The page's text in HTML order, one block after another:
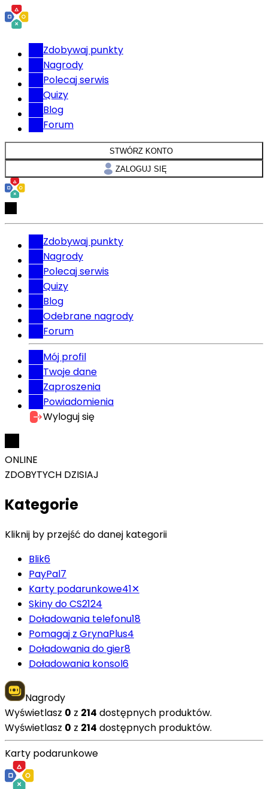
Zdobywaj punkty
Nagrody
Polecaj serwis
Quizy
Blog
Forum
STWÓRZ KONTO
ZALOGUJ SIĘ
Zdobywaj punkty
Nagrody
Polecaj serwis
Quizy
Blog
Odebrane nagrody
Forum
Mój profil
Twoje dane
Zaproszenia
Powiadomienia
Wyloguj się
ONLINE
ZDOBYTYCH DZISIAJ
Kategorie
Kliknij by przejść do danej kategorii
Blik6
PayPal7
Karty podarunkowe41✕
Skiny do CS2124
Doładowania telefonu18
Pomagaj z GrynaPlus4
Doładowania do gier8
Doładowania konsol6
Nagrody
Wyświetlasz 0 z 214 dostępnych produktów.
Wyświetlasz 0 z 214 dostępnych produktów.
Karty podarunkowe